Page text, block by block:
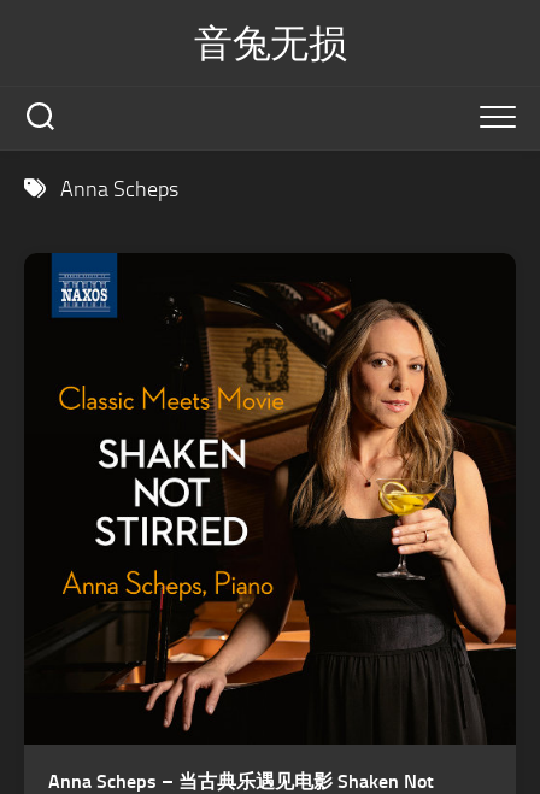
音兔无损
Anna Scheps
Anna Scheps – 当古典乐遇见电影 Shaken Not